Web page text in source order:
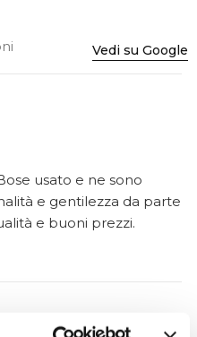
Vedi su Google
usato e ne sono
e gentilezza da parte
e buoni prezzi.